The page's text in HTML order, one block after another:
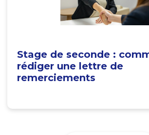
Stage de seconde :
rédiger une lettre de
remerciements